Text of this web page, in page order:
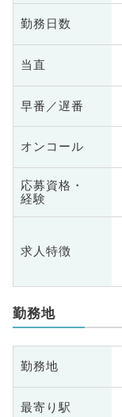
勤務日数
当直
早番／遅番
オンコール
応募資格・
経験
求人特徴
勤務地
勤務地
最寄り駅